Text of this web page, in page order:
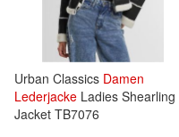
Urban Classics Damen
Lederjacke Ladies Shearling
Jacket TB7076